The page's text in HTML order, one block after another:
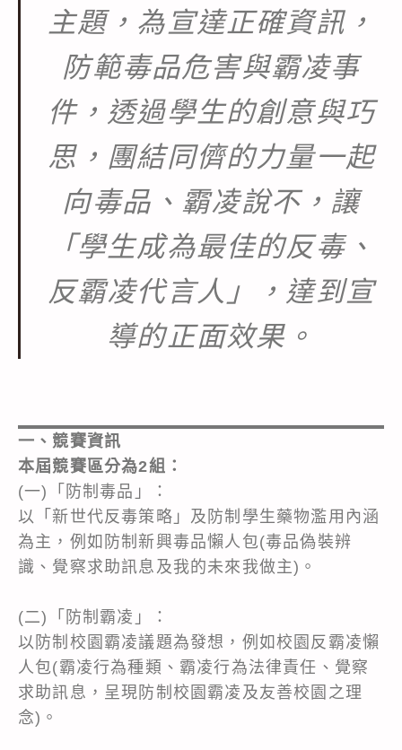
主題，為宣達正確資訊，
防範毒品危害與霸凌事
件，透過學生的創意與巧
思，團結同儕的力量一起
向毒品、霸凌說不，讓
「學生成為最佳的反毒、
反霸凌代言人」，達到宣
導的正面效果。
一、競賽資訊
本屆競賽區分為2組：
(一)「防制毒品」：
以「新世代反毒策略」及防制學生藥物濫用內涵
為主，例如防制新興毒品懶人包(毒品偽裝辨
識、覺察求助訊息及我的未來我做主)。
(二)「防制霸凌」：
以防制校園霸凌議題為發想，例如校園反霸凌懶
人包(霸凌行為種類、霸凌行為法律責任、覺察
求助訊息，呈現防制校園霸凌及友善校園之理
念)。